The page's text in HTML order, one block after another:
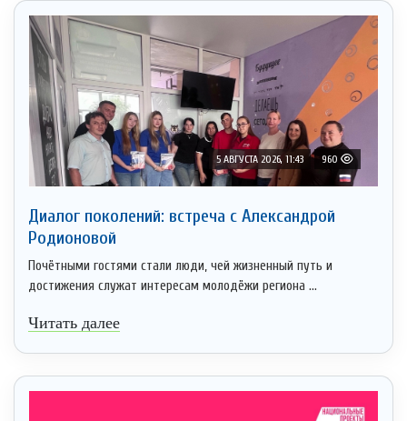
5 АВГУСТА 2026, 11:43 960
Диалог поколений: встреча с Александрой
Родионовой
Почётными гостями стали люди, чей жизненный путь и
достижения служат интересам молодёжи региона ...
Читать далее